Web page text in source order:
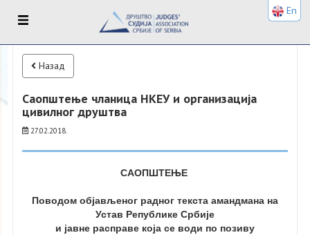
Назад
Саопштење чланица НКЕУ и организација
цивилног друштва
27.02.2018.
САОПШТЕЊЕ
Поводом објављеног радног текста амандмана на
Устав Републике Србије
и јавне расправе која се води по позиву
En